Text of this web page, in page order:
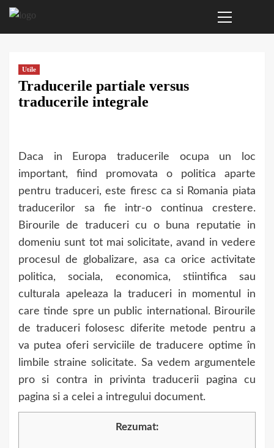
Sari
Menu
Utile
Traducerile partiale versus
traducerile integrale
Daca in Europa traducerile ocupa un loc
important, fiind promovata o politica aparte
pentru traduceri, este firesc ca si Romania piata
traducerilor sa fie intr-o continua crestere.
Birourile de traduceri cu o buna reputatie in
domeniu sunt tot mai solicitate, avand in vedere
procesul de globalizare, asa ca orice activitate
politica, sociala, economica, stiintifica sau
culturala apeleaza la traduceri in momentul in
care tinde spre un public international. Birourile
de traduceri folosesc diferite metode pentru a
va putea oferi serviciile de traducere optime în
limbile straine solicitate. Sa vedem argumentele
pro si contra in privinta traducerii pagina cu
pagina si a celei a intregului document.
Rezumat: